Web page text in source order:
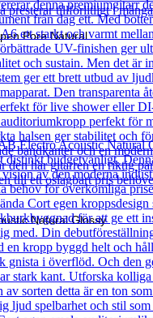
Pore Natural
Natural Glossy